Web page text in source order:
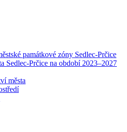
památkové zóny Sedlec-Prčice
Sedlec-Prčice na období 2023–2027
města